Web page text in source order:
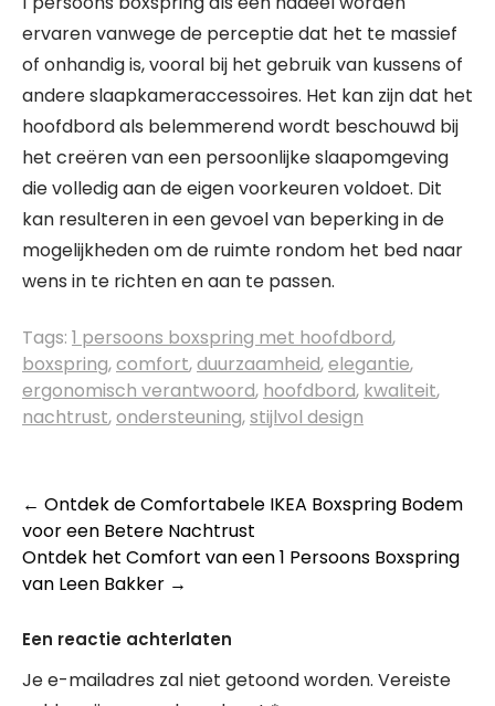
ervaren vanwege de perceptie dat het te massief
of onhandig is, vooral bij het gebruik van kussens of
andere slaapkameraccessoires. Het kan zijn dat het
hoofdbord als belemmerend wordt beschouwd bij
het creëren van een persoonlijke slaapomgeving
die volledig aan de eigen voorkeuren voldoet. Dit
kan resulteren in een gevoel van beperking in de
mogelijkheden om de ruimte rondom het bed naar
wens in te richten en aan te passen.
Tags: 1 persoons boxspring met hoofdbord,
boxspring,comfort,duurzaamheid,elegantie,
ergonomisch verantwoord, hoofdbord, kwaliteit,
nachtrust,ondersteuning,stijlvol design
Berichtnavigatie
← Ontdek de Comfortabele IKEA Boxspring Bodem
voor een Betere Nachtrust
Ontdek het Comfort van een 1 Persoons Boxspring
van Leen Bakker →
Een reactie achterlaten
Je e-mailadres zal niet getoond worden. Vereiste